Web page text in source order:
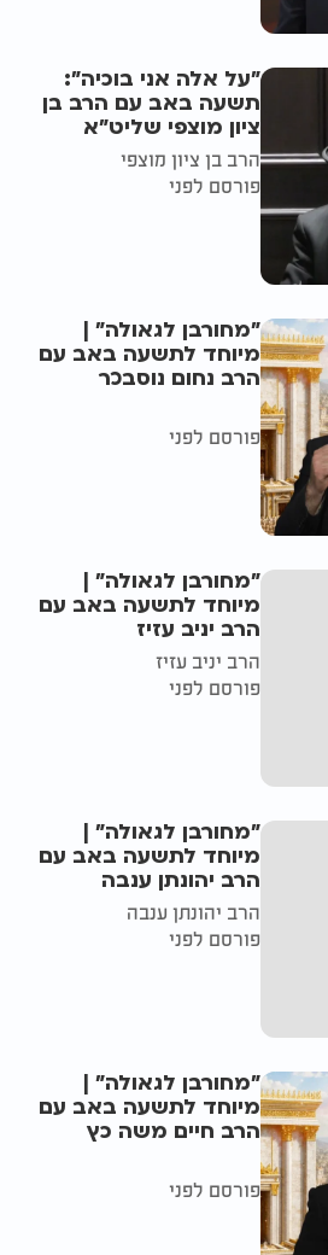
"על אלה אני בוכיה":
תשעה באב עם הרב בן
ציון מוצפי שליט"א
הרב בן ציון מוצפי
פורסם לפני
"מחורבן לגאולה" |
מיוחד לתשעה באב עם
הרב נחום נוסבכר
פורסם לפני
"מחורבן לגאולה" |
מיוחד לתשעה באב עם
הרב יניב עזיז
הרב יניב עזיז
פורסם לפני
"מחורבן לגאולה" |
מיוחד לתשעה באב עם
הרב יהונתן ענבה
הרב יהונתן ענבה
פורסם לפני
"מחורבן לגאולה" |
מיוחד לתשעה באב עם
הרב חיים משה כץ
פורסם לפני